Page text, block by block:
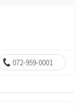
072-959-0001